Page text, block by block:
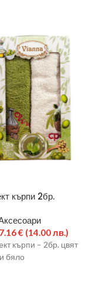
кърпи 2бр.
7.16€ (14.00 лв.)
кърпи – 2бр. цвят
бяло